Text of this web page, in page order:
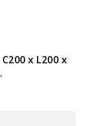
x L200 x